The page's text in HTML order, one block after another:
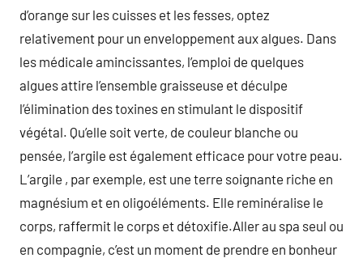
d’orange sur les cuisses et les fesses, optez
relativement pour un enveloppement aux algues. Dans
les médicale amincissantes, l’emploi de quelques
algues attire l’ensemble graisseuse et déculpe
l’élimination des toxines en stimulant le dispositif
végétal. Qu’elle soit verte, de couleur blanche ou
pensée, l’argile est également efficace pour votre peau.
L’argile , par exemple, est une terre soignante riche en
magnésium et en oligoéléments. Elle reminéralise le
corps, raffermit le corps et détoxifie.Aller au spa seul ou
en compagnie, c’est un moment de prendre en bonheur